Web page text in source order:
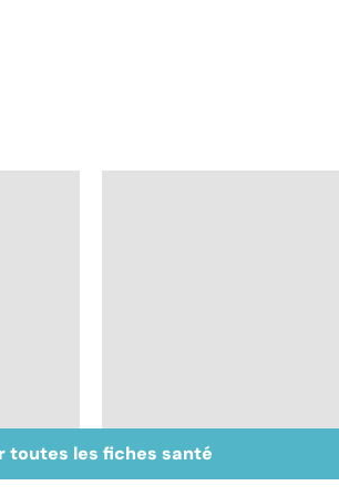
Fausse couche :
comment traverser
toutes les fiches santé